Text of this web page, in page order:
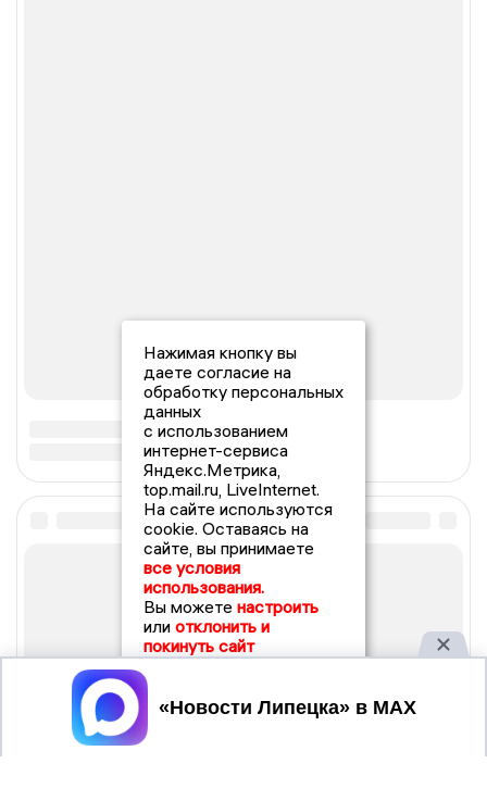
Нажимая кнопку вы
даете согласие на
обработку персональных
данных
с использованием
интернет-сервиса
Яндекс.Метрика,
top.mail.ru, LiveInternet.
На сайте используются
cookie. Оставаясь на
сайте, вы принимаете
все условия
использования.
Вы можете настроить
или отклонить и
покинуть сайт
Принять